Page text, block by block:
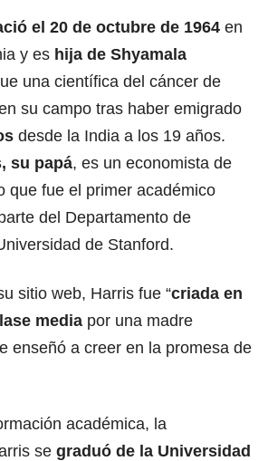
el 20 de octubre de 1964 en
y es hija de Shyamala
una científica del cáncer de
su campo tras haber emigrado
desde la India a los 19 años.
su papá, es un economista de
que fue el primer académico
del Departamento de
de Stanford.
sitio web, Harris fue “criada en
media por una madre
enseñó a creer en la promesa de
académica, la
se graduó de la Universidad